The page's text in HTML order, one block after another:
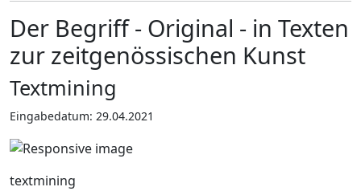
Der Begriff - Original - in Texten
zur zeitgenössischen Kunst
Textmining
Eingabedatum: 29.04.2021
textmining